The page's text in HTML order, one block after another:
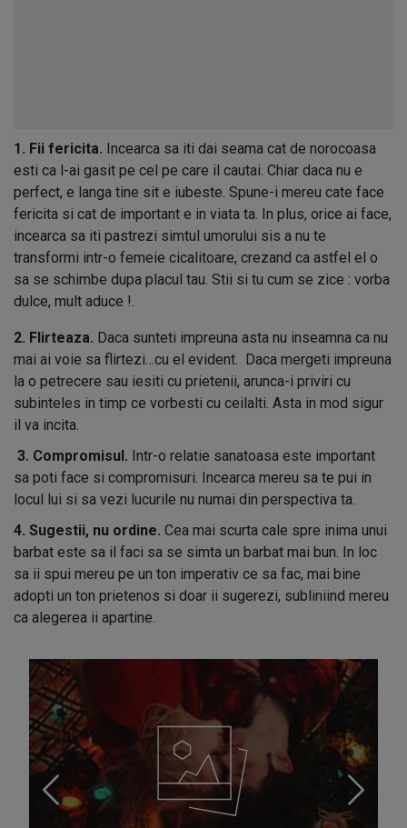
1. Fii fericita. Incearca sa iti dai seama cat de norocoasa
esti ca l-ai gasit pe cel pe care il cautai. Chiar daca nu e
perfect, e langa tine sit e iubeste. Spune-i mereu cate face
fericita si cat de important e in viata ta. In plus, orice ai face,
incearca sa iti pastrezi simtul umorului sis a nu te
transformi intr-o femeie cicalitoare, crezand ca astfel el o
sa se schimbe dupa placul tau. Stii si tu cum se zice : vorba
dulce, mult aduce !.
2. Flirteaza. Daca sunteti impreuna asta nu inseamna ca nu
mai ai voie sa flirtezi…cu el evident. Daca mergeti impreuna
la o petrecere sau iesiti cu prietenii, arunca-i priviri cu
subinteles in timp ce vorbesti cu ceilalti. Asta in mod sigur
il va incita.
3. Compromisul. Intr-o relatie sanatoasa este important
sa poti face si compromisuri. Incearca mereu sa te pui in
locul lui si sa vezi lucurile nu numai din perspectiva ta.
4. Sugestii, nu ordine. Cea mai scurta cale spre inima unui
barbat este sa il faci sa se simta un barbat mai bun. In loc
sa ii spui mereu pe un ton imperativ ce sa fac, mai bine
adopti un ton prietenos si doar ii sugerezi, subliniind mereu
ca alegerea ii apartine.